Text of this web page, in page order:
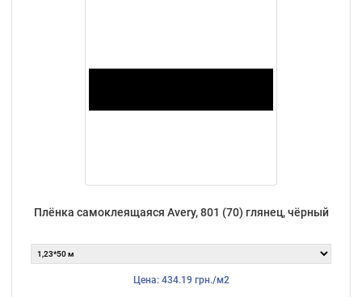
Плёнка самоклеящаяся Avery, 801 (70) глянец, чёрный
Цена: 434.19 грн./м2